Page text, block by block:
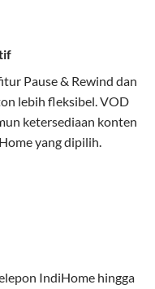
Fiber To The
hingga ke rumah
beberapa
DSL.
tetap lancar.
Pause & Rewind dan
lebih fleksibel. VOD
ketersediaan konten
yang dipilih.
IndiHome hingga